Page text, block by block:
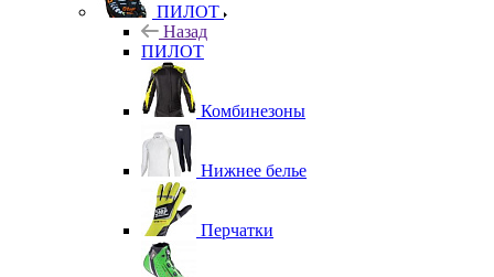
ПИЛОТ
Назад
ПИЛОТ
Комбинезоны
Нижнее белье
Перчатки